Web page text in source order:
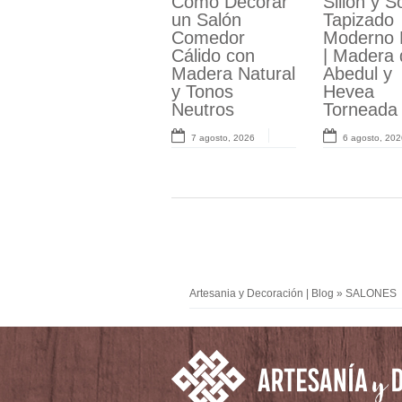
un Salón
Comedor
Cálido con
Madera Natural
y Tonos
Neutros
7 agosto, 2026
Tapizado
Moderno
| Madera
Abedul y
Hevea
Torneada
6 agosto,
Aparador
Moderno
Aksaray |
Esculturas
Funcionales en
Roble
3 agosto, 2026
de Lujo
o: Serie
Sillas
31 julio, 2026
Artesania y Decoración | Blog » SALONES